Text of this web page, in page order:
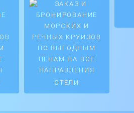
ОТЕЛИ